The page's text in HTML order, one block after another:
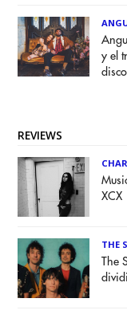
y el
disco
REVIEWS
XCX
THE
The